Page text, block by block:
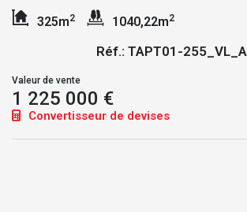
325m2 1040,22m2
Réf.: TAPT01-
Valeur de vente
1 225 000 €
Convertisseur de devises